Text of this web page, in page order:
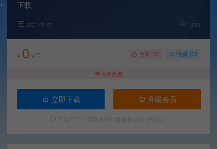
下载
2021-05-07 1,693
¥ 0 V币 点赞 (3) 收藏 (3)
VIP免费
立即下载 升级会员